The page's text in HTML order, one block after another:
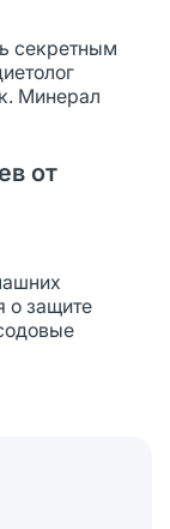
секретным
Минерал
от
о защите